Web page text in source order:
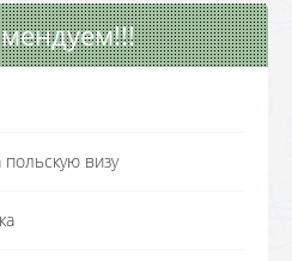
польскую визу